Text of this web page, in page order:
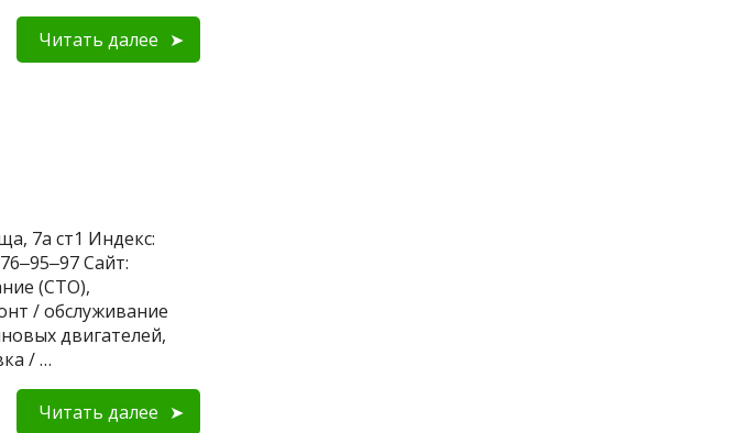
Читать далее
7а ст1 Индекс:
Сайт:
(СТО),
/ обслуживание
двигателей,
/ …
Читать далее